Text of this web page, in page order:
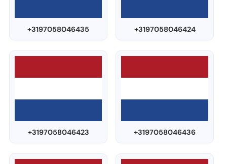
+3197058046435 +3197058046424
+3197058046423 +3197058046436